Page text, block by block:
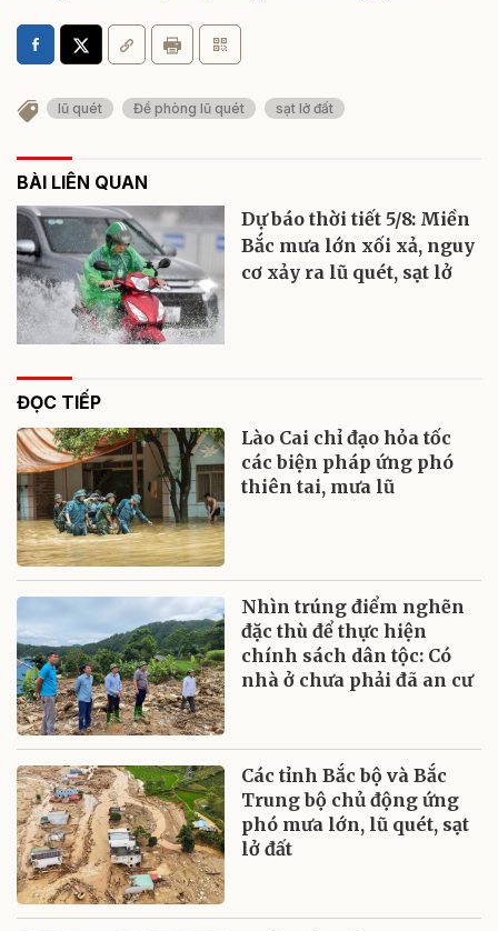
lũ quét Đề phòng lũ quét sạt lở đất
BÀI LIÊN QUAN
Dự báo thời tiết 5/8: Miền
Bắc mưa lớn xối xả, nguy
cơ xảy ra lũ quét, sạt lở
ĐỌC TIẾP
Lào Cai chỉ đạo hỏa tốc
các biện pháp ứng phó
thiên tai, mưa lũ
Nhìn trúng điểm nghẽn
đặc thù để thực hiện
chính sách dân tộc: Có
nhà ở chưa phải đã an cư
Các tỉnh Bắc bộ và Bắc
Trung bộ chủ động ứng
phó mưa lớn, lũ quét, sạt
lở đất